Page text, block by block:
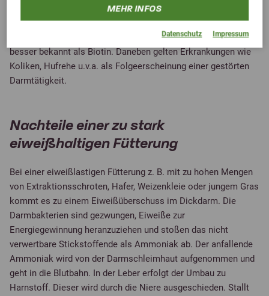
MEHR INFOS
Datenschutz Impressum
Lieferant großer Mengen an B-Vitaminen für das Pferd. Ist die
Darmflora gestört, kommt es zu Mangelerscheinungen im
Vitamin B-Bereich. Dazu gehört u.a. auch das Vitamin B7,
besser bekannt als Biotin. Daneben gelten Erkrankungen wie
Koliken, Hufrehe u.v.a. als Folgeerscheinung einer gestörten
Darmtätigkeit.
Nachteile einer zu stark
eiweißhaltigen Fütterung
Bei einer eiweißlastigen Fütterung z. B. mit zu hohen Mengen
von Extraktionsschroten, Hafer, Weizenkleie oder jungem Gras
kommt es zu einem Eiweißüberschuss im Dickdarm. Die
Darmbakterien sind gezwungen, Eiweiße zur
Energiegewinnung heranzuziehen und stoßen das nicht
verwertbare Stickstoffende als Ammoniak ab. Der anfallende
Ammoniak wird von der Darmschleimhaut aufgenommen und
geht in die Blutbahn. In der Leber erfolgt der Umbau zu
Harnstoff. Dieser wird durch die Niere ausgeschieden. Stallt